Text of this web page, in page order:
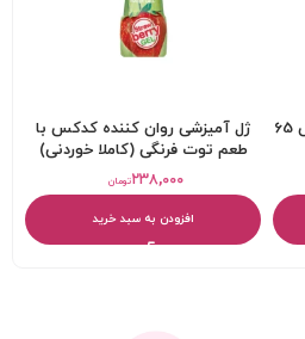
اسپری تاخیری دابل دیلی کدکس 65
ژل آمیزشی روان کننده کدکس با
طعم توت فرنگی (کاملا خوردنی)
تومان۲۳۸,۰۰۰
افزودن به سبد خرید